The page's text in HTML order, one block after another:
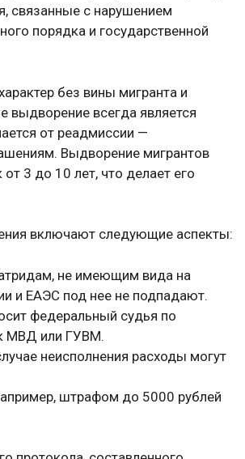
связанные с нарушением
порядка и государственной
без вины мигранта и
выдворение всегда является
от реадмиссии —
Выдворение мигрантов
3 до 10 лет, что делает его
включают следующие аспекты:
не имеющим вида на
и ЕАЭС под нее не подпадают.
федеральный судья по
МВД или ГУВМ.
неисполнения расходы могут
штрафом до 5000 рублей